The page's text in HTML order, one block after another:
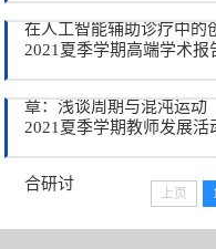
在人工智能辅助诊疗中的
2021夏季学期高端学术
章：浅谈周期与混沌运动
2021夏季学期教师发展
合研讨
上页